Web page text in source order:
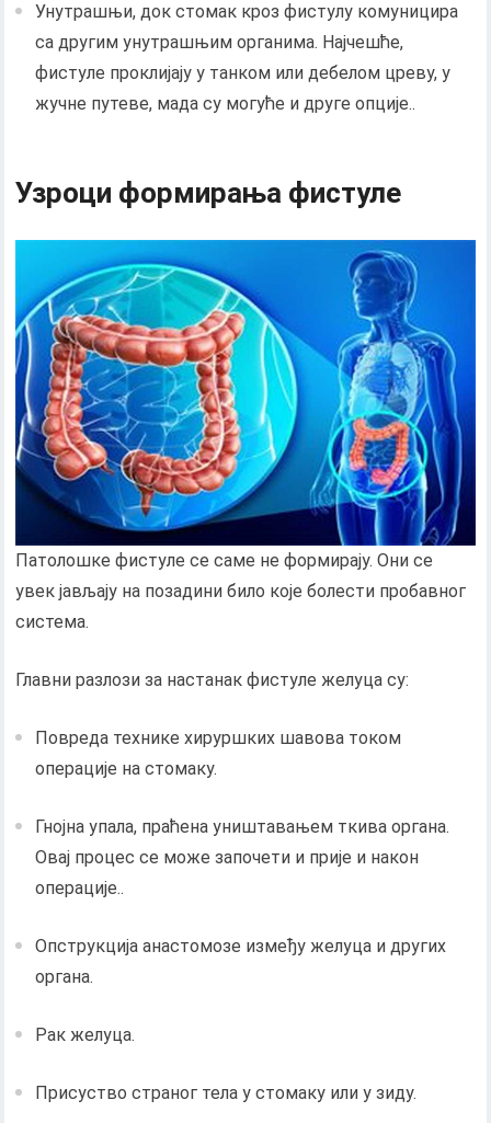
Унутрашњи, док стомак кроз фистулу комуницира
са другим унутрашњим органима. Најчешће,
фистуле проклијају у танком или дебелом цреву, у
жучне путеве, мада су могуће и друге опције..
Узроци формирања фистуле
Патолошке фистуле се саме не формирају. Они се
увек јављају на позадини било које болести пробавног
система.
Главни разлози за настанак фистуле желуца су:
Повреда технике хируршких шавова током
операције на стомаку.
Гнојна упала, праћена уништавањем ткива органа.
Овај процес се може започети и прије и након
операције..
Опструкција анастомозе између желуца и других
органа.
Рак желуца.
Присуство страног тела у стомаку или у зиду.